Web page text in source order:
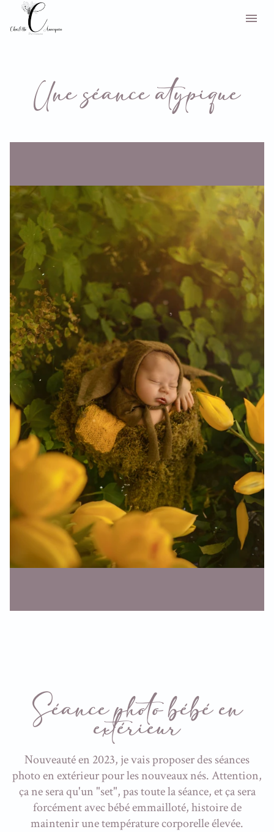
Une séance atypique
Séance photo bébé en
extérieur
Nouveauté en 2023, je vais proposer des séances
photo en extérieur pour les nouveaux nés. Attention,
ça ne sera qu'un "set", pas toute la séance, et ça sera
forcément avec bébé emmailloté, histoire de
maintenir une température corporelle élevée.